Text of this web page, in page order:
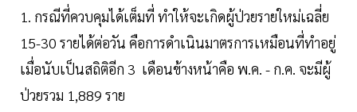
1. กรณีที่ควบคุมได้เต็มที่ ทำให้จะเกิดผู้ป่วยรายใหม่เฉลี่ย
15-30 รายได้ต่อวัน คือการดำเนินมาตรการเหมือนที่ทำอยู่
เมื่อนับเป็นสถิติอีก 3 เดือนข้างหน้าคือ พ.ค. - ก.ค. จะมีผู้
ป่วยรวม 1,889 ราย